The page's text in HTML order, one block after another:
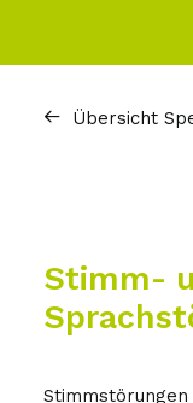
Übersicht
Stimm-